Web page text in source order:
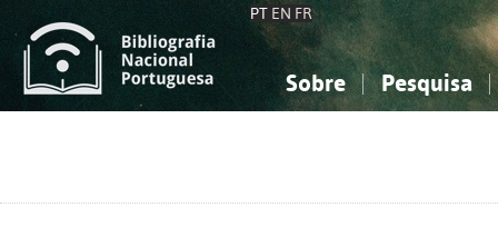
PT EN FR
Sobre Pesquisa